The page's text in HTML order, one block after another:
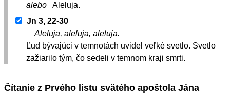
alebo
Aleluja.
Jn 3, 22-30
Aleluja, aleluja, aleluja.
Ľud bývajúci v temnotách uvidel veľké svetlo. Svetlo
zažiarilo tým, čo sedeli v temnom kraji smrti.
Čítanie z Prvého listu svätého apoštola Jána